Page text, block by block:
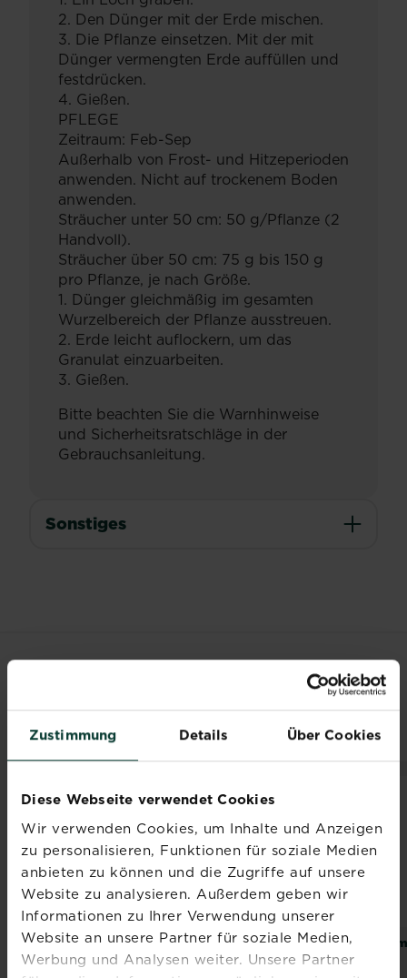
Zustimmung Details Über Cookies
Diese Webseite verwendet Cookies
Wir verwenden Cookies, um Inhalte und Anzeigen
zu personalisieren, Funktionen für soziale Medien
anbieten zu können und die Zugriffe auf unsere
Website zu analysieren. Außerdem geben wir
Informationen zu Ihrer Verwendung unserer
Website an unsere Partner für soziale Medien,
Werbung und Analysen weiter. Unsere Partner
2. Den Dünger mit der Erde mischen.
3. Die Pflanze einsetzen. Mit der mit
Dünger vermengten Erde auffüllen und
festdrücken.
4. Gießen.
PFLEGE
Zeitraum: Feb-Sep
Außerhalb von Frost- und Hitzeperioden
anwenden. Nicht auf trockenem Boden
anwenden.
Sträucher unter 50 cm: 50 g/Pflanze (2
Handvoll).
Sträucher über 50 cm: 75 g bis 150 g
pro Pflanze, je nach Größe.
1. Dünger gleichmäßig im gesamten
Wurzelbereich der Pflanze ausstreuen.
2. Erde leicht auflockern, um das
Granulat einzuarbeiten.
3. Gießen.
Bitte beachten Sie die Warnhinweise
und Sicherheitsratschläge in der
Gebrauchsanleitung.
Sonstiges
PRODUKTE
SUBSTRAL®Celaflor®
Ratten-
SUBSTRAL®
Wühlmaus-Falle